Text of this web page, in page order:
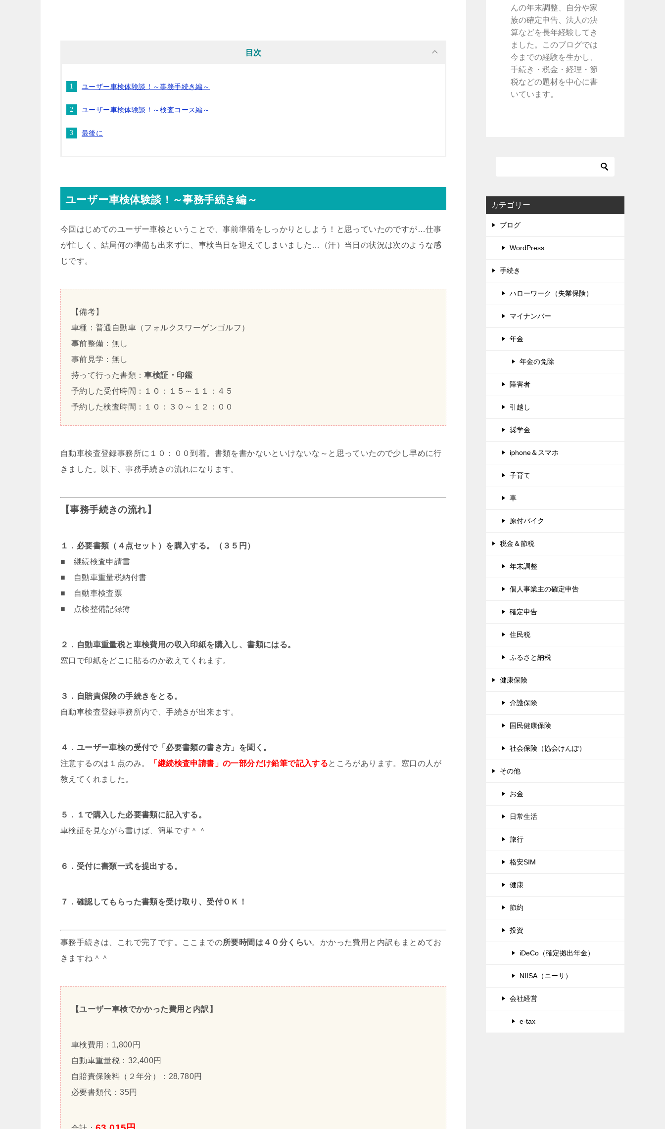
目次
ユーザー車検体験談！～事務手続き編～
ユーザー車検体験談！～検査コース編～
最後に
ユーザー車検体験談！～事務手続き編～
今回はじめてのユーザー車検ということで、事前準備をしっかりとしよう！と思っていたのですが…仕事
が忙しく、結局何の準備も出来ずに、車検当日を迎えてしまいました…（汗）当日の状況は次のような感
じです。
【備考】
車種：普通自動車（フォルクスワーゲンゴルフ）
事前整備：無し
事前見学：無し
持って行った書類：車検証・印鑑
予約した受付時間：１０：１５～１１：４５
予約した検査時間：１０：３０～１２：００
自動車検査登録事務所に１０：００到着。書類を書かないといけないな～と思っていたので少し早めに行
きました。以下、事務手続きの流れになります。
【事務手続きの流れ】
１．必要書類（４点セット）を購入する。（３５円）
■ 継続検査申請書
■ 自動車重量税納付書
■ 自動車検査票
■ 点検整備記録簿
２．自動車重量税と車検費用の収入印紙を購入し、書類にはる。
窓口で印紙をどこに貼るのか教えてくれます。
３．自賠責保険の手続きをとる。
自動車検査登録事務所内で、手続きが出来ます。
４．ユーザー車検の受付で「必要書類の書き方」を聞く。
注意するのは１点のみ。
「継続検査申請書」の一部分だけ鉛筆で記入するところがあります。窓口の人が
教えてくれました。
５．１で購入した必要書類に記入する。
車検証を見ながら書けば、簡単です＾＾
６．受付に書類一式を提出する。
７．確認してもらった書類を受け取り、受付ＯＫ！
事務手続きは、これで完了です。ここまでの所要時間は４０分くらい。かかった費用と内訳もまとめてお
きますね＾＾
【ユーザー車検でかかった費用と内訳】
車検費用：1,800円
自動車重量税：32,400円
自賠責保険料（２年分）：28,780円
必要書類代：35円
んの年末調整、自分や家
族の確定申告、法人の決
算などを長年経験してき
ました。このブログでは
今までの経験を生かし、
手続き・税金・経理・節
税などの題材を中心に書
いています。
カテゴリー
ブログ
WordPress
手続き
ハローワーク（失業保険）
マイナンバー
年金
年金の免除
障害者
引越し
奨学金
iphone＆スマホ
子育て
車
原付バイク
税金＆節税
年末調整
個人事業主の確定申告
確定申告
住民税
ふるさと納税
健康保険
介護保険
国民健康保険
社会保険（協会けんぽ）
その他
お金
日常生活
旅行
格安SIM
健康
節約
投資
iDeCo（確定拠出年金）
NIISA（ニーサ）
会社経営
e-tax